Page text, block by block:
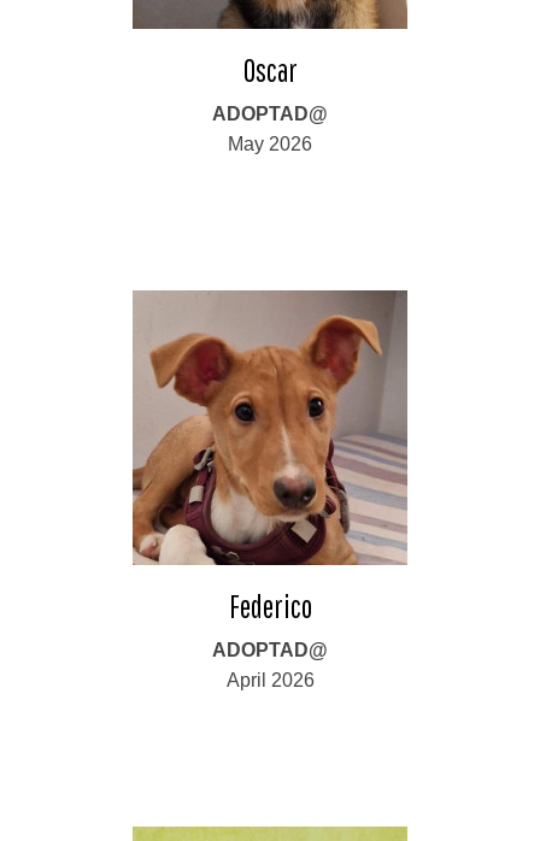
Oscar
ADOPTAD@
May 2026
Federico
ADOPTAD@
April 2026